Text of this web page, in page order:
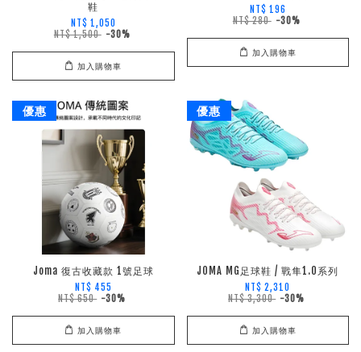
鞋
NT$ 1,050
NT$ 1,500 -30%
加入購物車
NT$ 196
NT$ 280 -30%
加入購物車
優惠
Joma 復古收藏款 1號足球
NT$ 455
NT$ 650 -30%
加入購物車
優惠
JOMA MG足球鞋 / 戰隼1.0系列
NT$ 2,310
NT$ 3,300 -30%
加入購物車